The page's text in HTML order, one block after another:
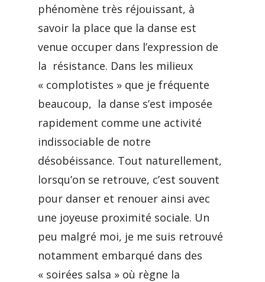
phénomène très réjouissant, à
savoir la place que la danse est
venue occuper dans l’expression de
la résistance. Dans les milieux
« complotistes » que je fréquente
beaucoup, la danse s’est imposée
rapidement comme une activité
indissociable de notre
désobéissance. Tout naturellement,
lorsqu’on se retrouve, c’est souvent
pour danser et renouer ainsi avec
une joyeuse proximité sociale. Un
peu malgré moi, je me suis retrouvé
notamment embarqué dans des
« soirées salsa » où règne la